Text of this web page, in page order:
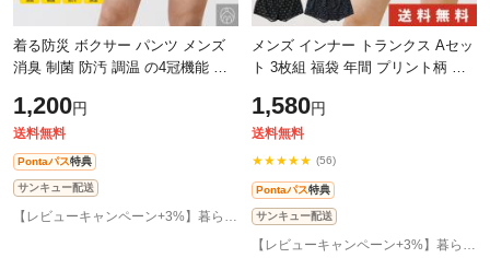
着る防災 ボクサー パンツ メンズ
消臭 制菌 防汚 調温 の4冠機能 避
備蓄 日常 非常時 インナー スト
1,200円
送料無料
Pontaパス特典
サンキュー配送
【レビューキャンペーン+3%】暮らしの肌着 インナー専門店
メンズ インナー トランクス Aセッ
ト 3枚組 福袋 年間 プリント柄 パ
アウトレット 男性 M4296C-RT 送
1,580円
送料無料
★★★★★ (56)
Pontaパス特典
サンキュー配送
【レビューキャンペーン+3%】暮らしの肌着 インナー専門店